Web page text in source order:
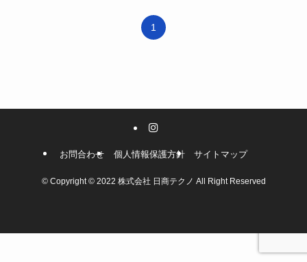
1
お問合わせ 個人情報保護方針 サイトマップ
©Copyright © 2022 株式会社 日商テクノ All Right Reserved